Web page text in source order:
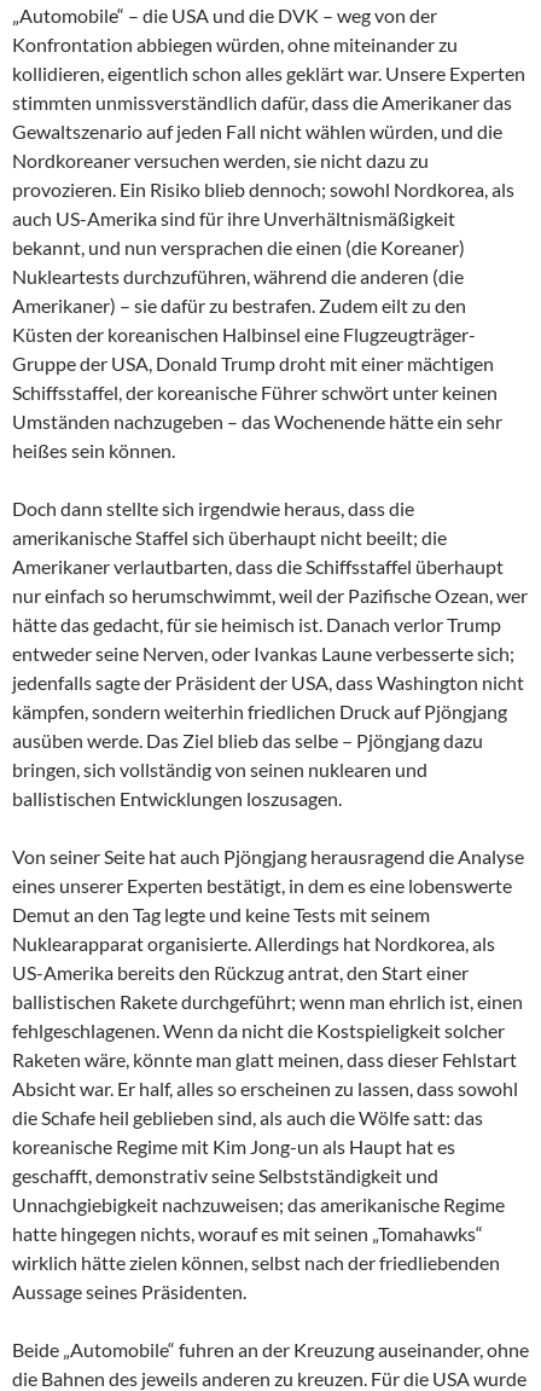
„Automobile“ – die USA und die DVK – weg von der
Konfrontation abbiegen würden, ohne miteinander zu
kollidieren, eigentlich schon alles geklärt war. Unsere Experten
stimmten unmissverständlich dafür, dass die Amerikaner das
Gewaltszenario auf jeden Fall nicht wählen würden, und die
Nordkoreaner versuchen werden, sie nicht dazu zu
provozieren. Ein Risiko blieb dennoch; sowohl Nordkorea, als
auch US-Amerika sind für ihre Unverhältnismäßigkeit
bekannt, und nun versprachen die einen (die Koreaner)
Nukleartests durchzuführen, während die anderen (die
Amerikaner) – sie dafür zu bestrafen. Zudem eilt zu den
Küsten der koreanischen Halbinsel eine Flugzeugträger-
Gruppe der USA, Donald Trump droht mit einer mächtigen
Schiffsstaffel, der koreanische Führer schwört unter keinen
Umständen nachzugeben – das Wochenende hätte ein sehr
heißes sein können.
Doch dann stellte sich irgendwie heraus, dass die
amerikanische Staffel sich überhaupt nicht beeilt; die
Amerikaner verlautbarten, dass die Schiffsstaffel überhaupt
nur einfach so herumschwimmt, weil der Pazifische Ozean, wer
hätte das gedacht, für sie heimisch ist. Danach verlor Trump
entweder seine Nerven, oder Ivankas Laune verbesserte sich;
jedenfalls sagte der Präsident der USA, dass Washington nicht
kämpfen, sondern weiterhin friedlichen Druck auf Pjöngjang
ausüben werde. Das Ziel blieb das selbe – Pjöngjang dazu
bringen, sich vollständig von seinen nuklearen und
ballistischen Entwicklungen loszusagen.
Von seiner Seite hat auch Pjöngjang herausragend die Analyse
eines unserer Experten bestätigt, in dem es eine lobenswerte
Demut an den Tag legte und keine Tests mit seinem
Nuklearapparat organisierte. Allerdings hat Nordkorea, als
US-Amerika bereits den Rückzug antrat, den Start einer
ballistischen Rakete durchgeführt; wenn man ehrlich ist, einen
fehlgeschlagenen. Wenn da nicht die Kostspieligkeit solcher
Raketen wäre, könnte man glatt meinen, dass dieser Fehlstart
Absicht war. Er half, alles so erscheinen zu lassen, dass sowohl
die Schafe heil geblieben sind, als auch die Wölfe satt: das
koreanische Regime mit Kim Jong-un als Haupt hat es
geschafft, demonstrativ seine Selbstständigkeit und
Unnachgiebigkeit nachzuweisen; das amerikanische Regime
hatte hingegen nichts, worauf es mit seinen „Tomahawks“
wirklich hätte zielen können, selbst nach der friedliebenden
Aussage seines Präsidenten.
Beide „Automobile“ fuhren an der Kreuzung auseinander, ohne
die Bahnen des jeweils anderen zu kreuzen. Für die USA wurde